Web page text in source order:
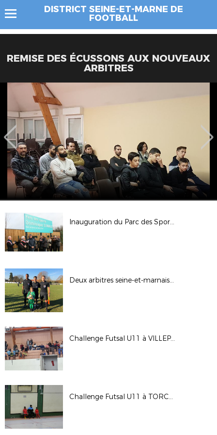
DISTRICT SEINE-ET-MARNE DE
FOOTBALL
REMISE DES ÉCUSSONS AUX NOUVEAUX
ARBITRES
Inauguration du Parc des Sports de SERVON
Deux arbitres seine-et-marnais réunis dans le Nord
Challenge Futsal U11 à VILLEPARISIS du 04 novembre 2018
Challenge Futsal U11 à TORCY du 03 novembre 2018